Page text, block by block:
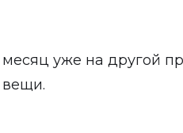
уже на другой
вещи.